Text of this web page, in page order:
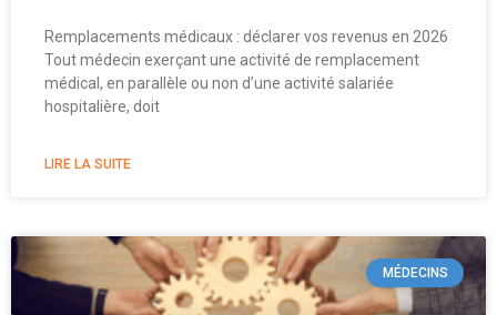
Remplacements médicaux : déclarer vos revenus en 2026
Tout médecin exerçant une activité de remplacement
médical, en parallèle ou non d’une activité salariée
hospitalière, doit
LIRE LA SUITE
MÉDECINS